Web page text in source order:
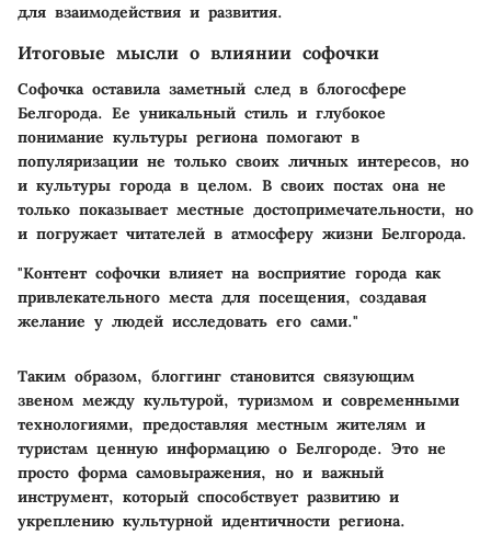
для взаимодействия и развития.
Итоговые мысли о влиянии софочки
Софочка оставила заметный след в блогосфере
Белгорода. Ее уникальный стиль и глубокое
понимание культуры региона помогают в
популяризации не только своих личных интересов, но
и культуры города в целом. В своих постах она не
только показывает местные достопримечательности, но
и погружает читателей в атмосферу жизни Белгорода.
"Контент софочки влияет на восприятие города как
привлекательного места для посещения, создавая
желание у людей исследовать его сами."
Таким образом, блоггинг становится связующим
звеном между культурой, туризмом и современными
технологиями, предоставляя местным жителям и
туристам ценную информацию о Белгороде. Это не
просто форма самовыражения, но и важный
инструмент, который способствует развитию и
укреплению культурной идентичности региона.